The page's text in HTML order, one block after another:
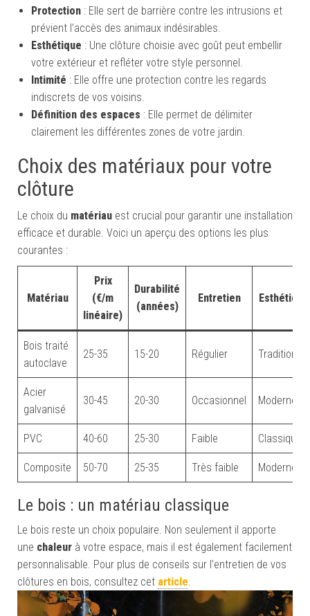
Protection : Elle sert de barrière contre les intrusions et
prévient l’accès des animaux indésirables.
Esthétique : Une clôture choisie avec goût peut embellir
votre extérieur et refléter votre style personnel.
Intimité : Elle offre une protection contre les regards
indiscrets de vos voisins.
Définition des espaces : Elle permet de délimiter
clairement les différentes zones de votre jardin.
Choix des matériaux pour votre
clôture
Le choix du matériau est crucial pour garantir une installation
efficace et durable. Voici un aperçu des options les plus
courantes :
Matériau
Prix
(€/m
linéaire)
Durabilité
(années)
Entretien Esthétique
Bois traité
autoclave
25-35 15-20 Régulier Traditionnel
Acier
galvanisé
30-45 20-30 Occasionnel Moderne
PVC 40-60 25-30 Faible Classique
Composite 50-70 25-35 Très faible Moderne
Le bois : un matériau classique
Le bois reste un choix populaire. Non seulement il apporte
une chaleur à votre espace, mais il est également facilement
personnalisable. Pour plus de conseils sur l’entretien de vos
clôtures en bois, consultez cet article.